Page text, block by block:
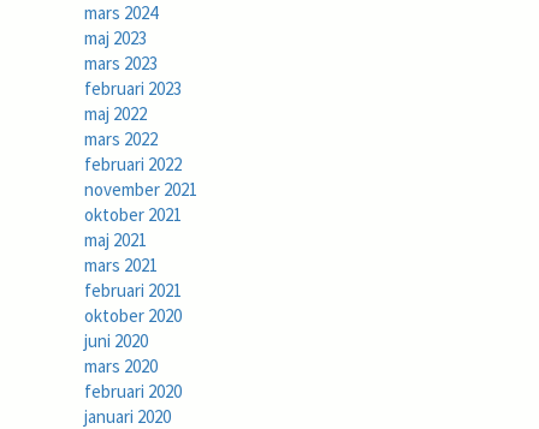
mars 2024
maj 2023
mars 2023
februari 2023
maj 2022
mars 2022
februari 2022
november 2021
oktober 2021
maj 2021
mars 2021
februari 2021
oktober 2020
juni 2020
mars 2020
februari 2020
januari 2020